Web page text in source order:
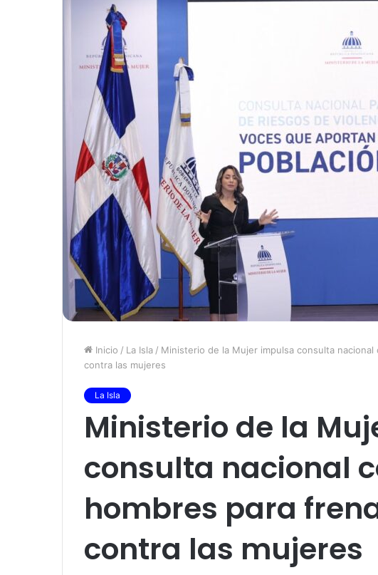
Inicio / La Isla / Ministerio de la Mujer impulsa consulta
contra las mujeres
La Isla
Ministerio de la
consulta nacional
hombres para
contra las mujeres